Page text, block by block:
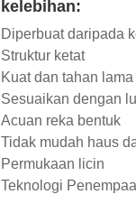
kelebihan:
Diperbuat daripada
Struktur ketat
Kuat dan tahan lama
Sesuaikan dengan
Acuan reka bentuk
Tidak mudah haus
Permukaan licin
Teknologi